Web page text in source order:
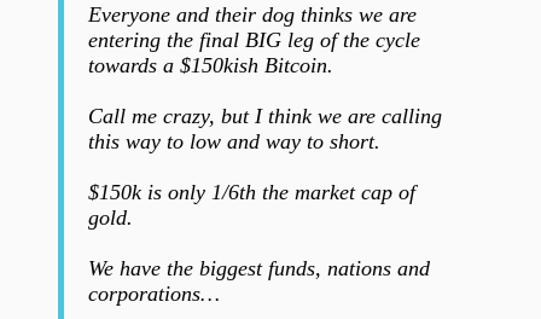
Everyone and their dog thinks we are
entering the final BIG leg of the cycle
towards a $150kish Bitcoin.
Call me crazy, but I think we are calling
this way to low and way to short.
$150k is only 1/6th the market cap of
gold.
We have the biggest funds, nations and
corporations…